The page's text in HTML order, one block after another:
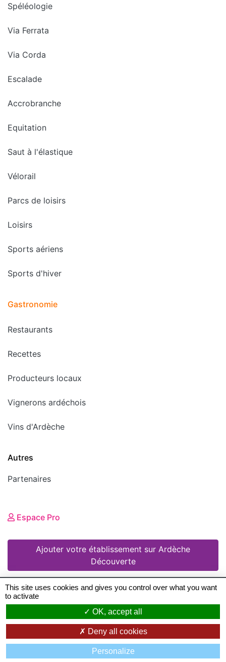
Spéléologie
Via Ferrata
Via Corda
Escalade
Accrobranche
Equitation
Saut à l'élastique
Vélorail
Parcs de loisirs
Loisirs
Sports aériens
Sports d'hiver
Gastronomie
Restaurants
Recettes
Producteurs locaux
Vignerons ardéchois
Vins d'Ardèche
Autres
Partenaires
Espace Pro
Ajouter votre établissement sur Ardèche
Découverte
© 2008 - 2026 Ardèche Découverte •
légales•Conditions Générales d'Utilisation•
Création de sites Internet en Ardeche: Zéfyx ©
This site uses cookies and gives you control over what you want
to activate
OK, accept all
Deny all cookies
Personalize